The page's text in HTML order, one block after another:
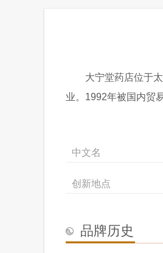
大宁堂药店位于
业。1992年被国内贸
中文名
创新地点
品牌历史